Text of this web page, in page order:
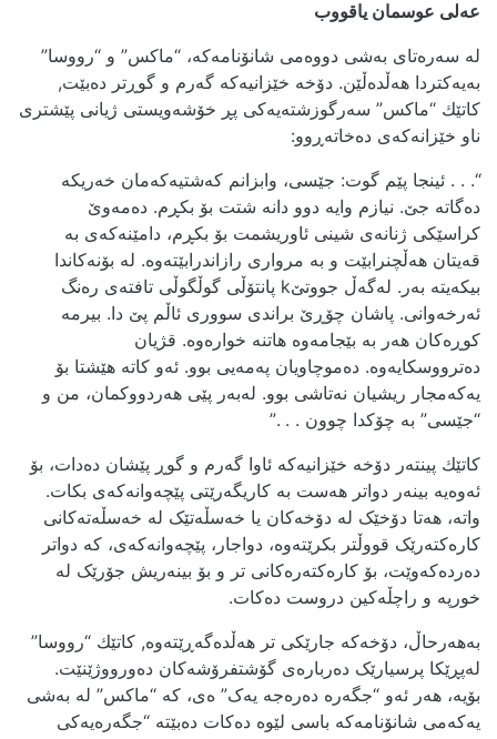
عه‌لی عوسمان یاقووب
له‌ سه‌ره‌تای به‌شی دووه‌می شانۆنامه‌که‌، “ماکس” و “رووسا”
به‌یه‌کتردا هه‌ڵده‌ڵێن. دۆخه‌ خێزانیه‌که‌ گه‌رم و گوڕتر ده‌بێت,
کاتێك “ماکس” سه‌رگوزشته‌یه‌کی پڕ خۆشه‌ویستی ژیانی پێشتری
ناو خێزانه‌که‌ی ده‌خاته‌ڕوو:
“. . . ئینجا پێم گوت: جێسی، وابزانم که‌شتیه‌که‌مان خه‌ریکه‌
ده‌گاته‌ جێ. نیازم وایه‌ دوو دانه‌ شتت بۆ بکڕم. ده‌مه‌وێ
کراسێکی ژنانه‌ی شینی ئاوریشمت بۆ بکڕم، دامێنه‌که‌ی به‌
قه‌یتان هه‌ڵچنرابێت ‌و به‌ مرواری رازاندرابێته‌وه‌. له‌ بۆنه‌کاندا
بیکه‌یته‌ به‌ر. له‌گه‌ڵ جووتێk پانتۆڵی گوڵگوڵی تافته‌ی ره‌نگ
ئه‌رخه‌وانی. پاشان چۆڕێ براندی سووری ئاڵم پێ دا. بیرمه‌
کوڕه‌کان هه‌ر به‌ بێجامه‌وه‌ هاتنه‌ خواره‌وه‌. قژیان
ده‌ترووسکایه‌وه. ده‌موچاویان په‌مه‌یی بوو. ئه‌و کاته‌ هێشتا بۆ
یه‌که‌مجار ریشیان نه‌تاشی بوو. له‌به‌ر پێی هه‌ردووکمان، من و
“جێسی” به‌ چۆکدا چوون . . .”
کاتێك پینته‌ر دۆخه‌ خێزانیه‌که‌ ئاوا گه‌رم و گوڕ پێشان ده‌دات، بۆ
ئه‌وه‌یه‌ بینه‌ر دواتر هه‌ست به‌ کاریگه‌رێتی پێچه‌وانه‌که‌ی بکات.
واته،‌ هه‌تا دۆخێک له‌ دۆخه‌کان یا خه‌سڵه‌تێک له‌ خه‌سڵه‌ته‌کانی
کاره‌کته‌رێک قووڵتر بکرێته‌وه‌، دواجار، پێچه‌وانه‌که‌ی، که‌ دواتر
ده‌رده‌که‌وێت، بۆ کاره‌کته‌ره‌کانی تر و بۆ بینه‌ریش جۆرێک له‌
خورپه‌ و راچڵه‌کین دروست ده‌کات.
به‌هه‌رحاڵ، دۆخه‌که‌ جارێکی تر هه‌ڵده‌گه‌ڕێته‌وه,‌ کاتێك “رووسا”
له‌پڕێکا پرسیارێک ده‌رباره‌ی گۆشتفرۆشه‌کان ده‌ورووژێنێت.
بۆیه‌، هه‌ر ئه‌و “جگه‌ره‌ ده‌ره‌جه‌ یه‌ک” ه‌ی، که‌ “ماکس” له‌ به‌شی
یه‌که‌می شانۆنامه‌که‌ باسی لێوه‌ ده‌کات ده‌بێته‌ “جگه‌ره‌یه‌کی